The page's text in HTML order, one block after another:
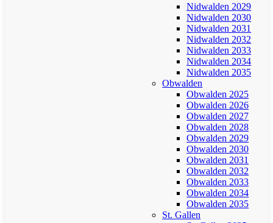
Nidwalden 2029
Nidwalden 2030
Nidwalden 2031
Nidwalden 2032
Nidwalden 2033
Nidwalden 2034
Nidwalden 2035
Obwalden
Obwalden 2025
Obwalden 2026
Obwalden 2027
Obwalden 2028
Obwalden 2029
Obwalden 2030
Obwalden 2031
Obwalden 2032
Obwalden 2033
Obwalden 2034
Obwalden 2035
St. Gallen